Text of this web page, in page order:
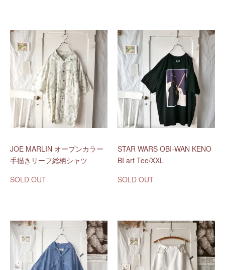
JOE MARLIN オープンカラー
手描きリーフ総柄シャツ
SOLD OUT
STAR WARS OBI-WAN KENO
BI art Tee/XXL
SOLD OUT